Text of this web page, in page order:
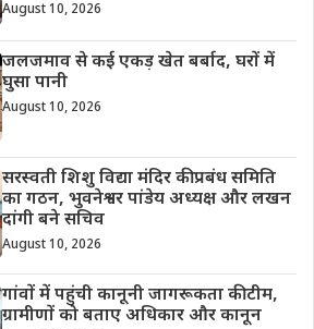
August 10, 2026
जलजमाव से कई एकड़ खेत बर्बाद, घरों में
घुसा पानी
August 10, 2026
सरस्वती शिशु विद्या मंदिर की प्रबंध समिति
का गठन, भुवनेश्वर पांडेय अध्यक्ष और लखन
दांगी बने सचिव
August 10, 2026
गांवों में पहुंची कानूनी जागरूकता की टीम,
ग्रामीणों को बताए अधिकार और कानून